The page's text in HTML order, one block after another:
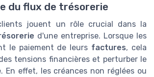
du flux de trésorerie
jouent un rôle crucial dans la
d'une entreprise. Lorsque les
le paiement de leurs factures, cela
tensions financières et perturber le
En effet, les créances non réglées ou